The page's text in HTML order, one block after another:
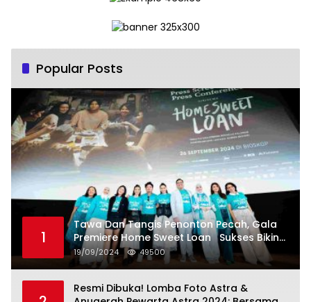
Popular Posts
1
Tawa Dan Tangis Penonton Pecah, Gala
Premiere Home Sweet Loan Sukses Bikin
Penonton Lihat Diri Sendiri di Layar
19/09/2024 49500
Resmi Dibuka! Lomba Foto Astra &